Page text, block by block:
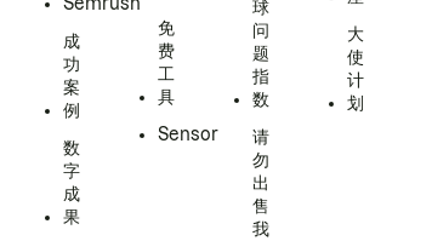
成
功
案
例
数
字
成
果
免
费
工
具
Sensor
球
问
题
指
数
请
勿
出
售
我
大
使
计
划